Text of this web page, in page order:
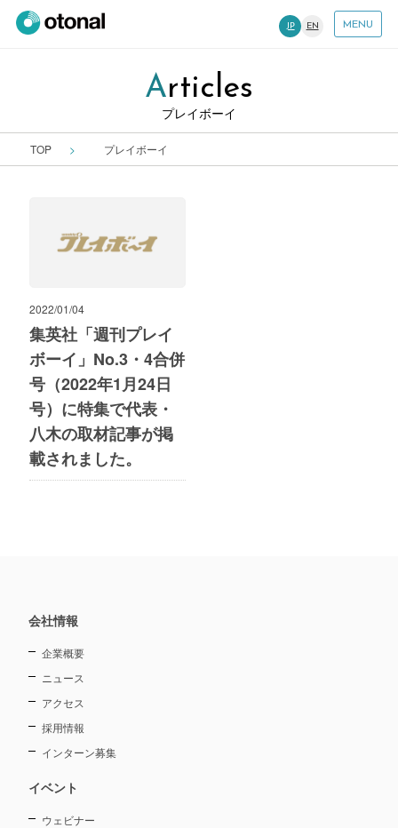
JP EN MENU
Articles
プレイボーイ
TOP プレイボーイ
2022/01/04
集英社「週刊プレイ
ボーイ」No.3・4合併
号（2022年1月24日
号）に特集で代表・
八木の取材記事が掲
載されました。
会社情報
企業概要
ニュース
アクセス
採用情報
インターン募集
イベント
ウェビナー